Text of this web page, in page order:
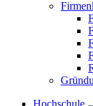
Hochschule